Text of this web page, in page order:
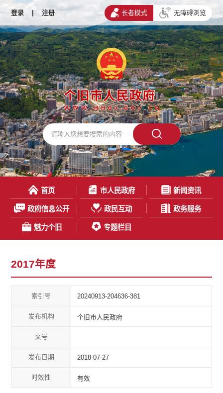
登录 | 注册 长者模式 无障碍浏览
首页 市人民政府 新闻资讯
政府信息公开 政民互动 政务服务
魅力个旧 专题栏目
2017年度
索引号 20240913-204636-381
发布机构 个旧市人民政府
文号
发布日期 2018-07-27
时效性 有效